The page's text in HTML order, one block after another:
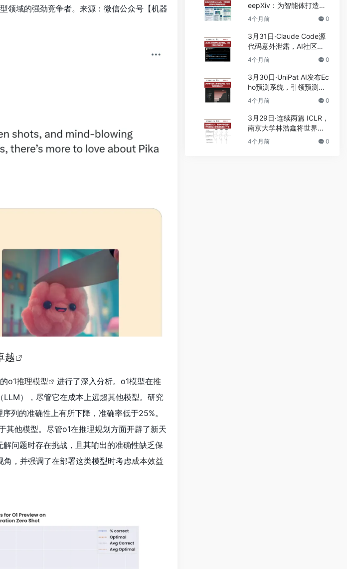
领域的强劲竞争者。来源：微信公众号【机器
越
的o1推理模型 进行了深入分析。o1模型在推
），尽管它在成本上远超其他模型。研究
列的准确性上有所下降，准确率低于25%。
他模型。尽管o1在推理规划方面开辟了新天
问题时存在挑战，且其输出的准确性缺乏保
，并强调了在部署这类模型时考虑成本效益
eepXiv：为智能体打造科
技文献基础设施
4个月前 0
3月31日·Claude Code源
代码意外泄露，AI社区掀
起开源热潮
4个月前 0
3月30日·UniPat AI发布Ec
ho预测系统，引领预测智
能新纪元
4个月前 0
3月29日·连续两篇 ICLR，
南京大学林浩鑫将世界模
型动力学推演推进到上千
4个月前 0